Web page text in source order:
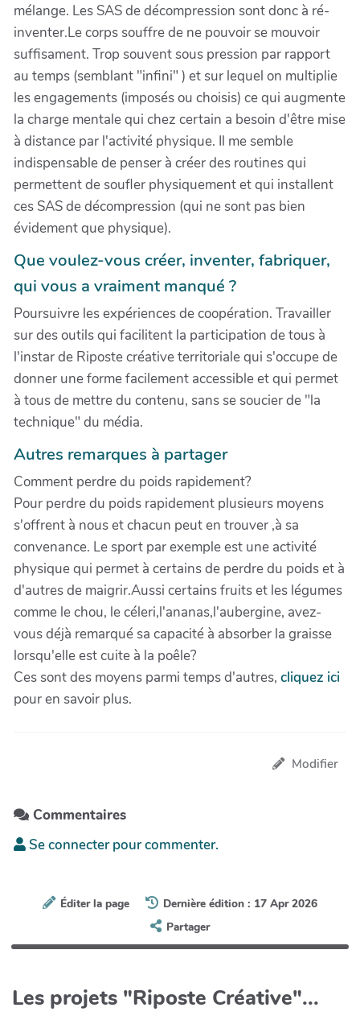
mélange. Les SAS de décompression sont donc à ré-
inventer.Le corps souffre de ne pouvoir se mouvoir
suffisament. Trop souvent sous pression par rapport
au temps (semblant "infini" ) et sur lequel on multiplie
les engagements (imposés ou choisis) ce qui augmente
la charge mentale qui chez certain a besoin d'être mise
à distance par l'activité physique. Il me semble
indispensable de penser à créer des routines qui
permettent de soufler physiquement et qui installent
ces SAS de décompression (qui ne sont pas bien
évidement que physique).
Que voulez-vous créer, inventer, fabriquer,
qui vous a vraiment manqué ?
Poursuivre les expériences de coopération. Travailler
sur des outils qui facilitent la participation de tous à
l'instar de Riposte créative territoriale qui s'occupe de
donner une forme facilement accessible et qui permet
à tous de mettre du contenu, sans se soucier de "la
technique" du média.
Autres remarques à partager
Comment perdre du poids rapidement?
Pour perdre du poids rapidement plusieurs moyens
s'offrent à nous et chacun peut en trouver ,à sa
convenance. Le sport par exemple est une activité
physique qui permet à certains de perdre du poids et à
d'autres de maigrir.Aussi certains fruits et les légumes
comme le chou, le céleri,l'ananas,l'aubergine, avez-
vous déjà remarqué sa capacité à absorber la graisse
lorsqu'elle est cuite à la poêle?
Ces sont des moyens parmi temps d'autres, cliquez ici
pour en savoir plus.
Modifier
Commentaires
Se connecter pour commenter.
Éditer la page
Dernière édition : 17 Apr 2026
Partager
Les projets "Riposte Créative"...